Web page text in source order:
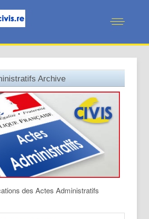
Archive
des Actes Administratifs